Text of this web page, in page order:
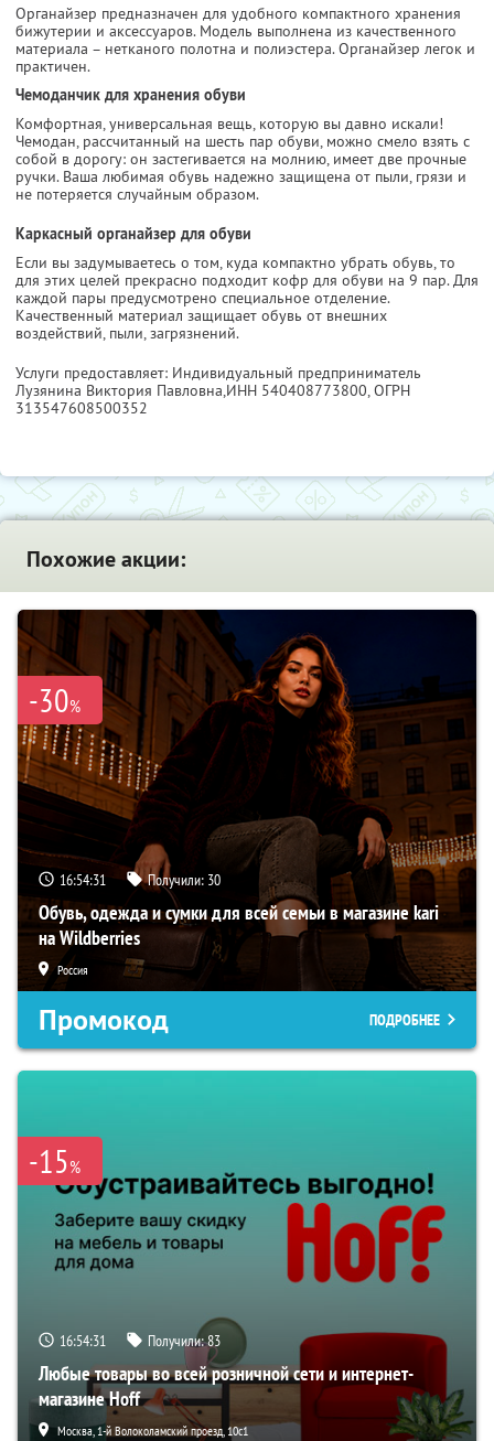
Органайзер предназначен для удобного компактного хранения
бижутерии и аксессуаров. Модель выполнена из качественного
материала – нетканого полотна и полиэстера. Органайзер легок и
практичен.
Чемоданчик для хранения обуви
Комфортная, универсальная вещь, которую вы давно искали!
Чемодан, рассчитанный на шесть пар обуви, можно смело взять с
собой в дорогу: он застегивается на молнию, имеет две прочные
ручки. Ваша любимая обувь надежно защищена от пыли, грязи и
не потеряется случайным образом.
Каркасный органайзер для обуви
Если вы задумываетесь о том, куда компактно убрать обувь, то
для этих целей прекрасно подходит кофр для обуви на 9 пар. Для
каждой пары предусмотрено специальное отделение.
Качественный материал защищает обувь от внешних
воздействий, пыли, загрязнений.
Услуги предоставляет: Индивидуальный предприниматель
Лузянина Виктория Павловна,ИНН 540408773800, ОГРН
313547608500352
Похожие акции:
-30%
16:54:30 Получили: 30
Обувь, одежда и сумки для всей семьи в магазине kari
на Wildberries
Россия
Промокод ПОДРОБНЕЕ
-15%
16:54:30 Получили:83
Любые товары во всей розничной сети и интернет-
магазине Hoff
Москва, 1-й Волоколамский проезд, 10с1